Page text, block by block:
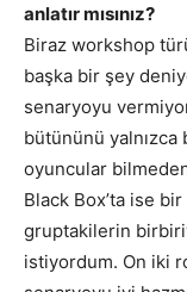
anlatır mısınız?
Biraz workshop
başka bir şey
senaryoyu
bütününü
oyuncular
Black Box’ta ise
gruptakilerin
istiyordum. On iki